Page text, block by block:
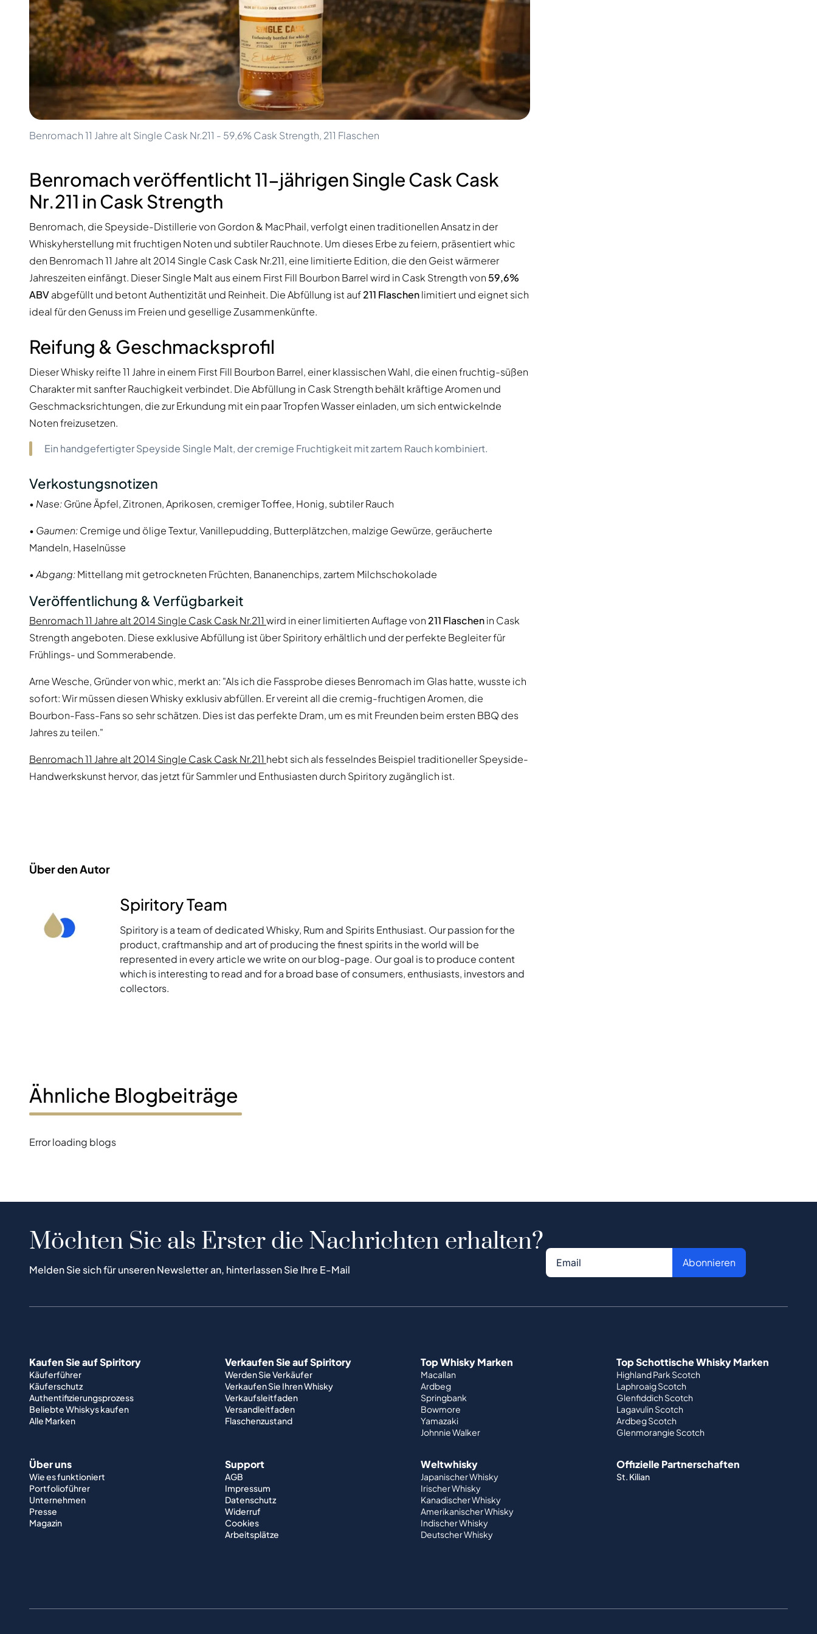
200-500€
Kommende Veröffentlichungen
Kollektionen
Kundenfavoriten
Rar & Sammlerstück
Limitierte Auflagen
Geschlossene Brennerei
Süßer Whisky
Diplomatico
Don Julio
Gin Mare
Mangabeiras
Hennessy
Martell
Monkey 47
Remy Martin
Ron Zacapa
Benromach 11 Jahre alt Single Cask Nr.211 - 59,6% Cask Strength, 211 Flaschen
Benromach veröffentlicht 11-jährigen Single Cask Cask
Nr.211 in Cask Strength
Benromach, die Speyside-Distillerie von Gordon & MacPhail, verfolgt einen traditionellen Ansatz in der
Whiskyherstellung mit fruchtigen Noten und subtiler Rauchnote. Um dieses Erbe zu feiern, präsentiert whic
den Benromach 11 Jahre alt 2014 Single Cask Cask Nr.211, eine limitierte Edition, die den Geist wärmerer
Jahreszeiten einfängt. Dieser Single Malt aus einem First Fill Bourbon Barrel wird in Cask Strength von 59,6%
ABVabgefüllt und betont Authentizität und Reinheit. Die Abfüllung ist auf211 Flaschenlimitiert und eignet sich
ideal für den Genuss im Freien und gesellige Zusammenkünfte.
Reifung & Geschmacksprofil
Dieser Whisky reifte 11 Jahre in einem First Fill Bourbon Barrel, einer klassischen Wahl, die einen fruchtig-süßen
Charakter mit sanfter Rauchigkeit verbindet. Die Abfüllung in Cask Strength behält kräftige Aromen und
Geschmacksrichtungen, die zur Erkundung mit ein paar Tropfen Wasser einladen, um sich entwickelnde
Noten freizusetzen.
Ein handgefertigter Speyside Single Malt, der cremige Fruchtigkeit mit zartem Rauch kombiniert.
Verkostungsnotizen
• Nase:Grüne Äpfel, Zitronen, Aprikosen, cremiger Toffee, Honig, subtiler Rauch
• Gaumen:Cremige und ölige Textur, Vanillepudding, Butterplätzchen, malzige Gewürze, geräucherte
Mandeln, Haselnüsse
•Abgang:Mittellang mit getrockneten Früchten, Bananenchips, zartem Milchschokolade
Veröffentlichung & Verfügbarkeit
Benromach 11 Jahre alt 2014 Single Cask Cask Nr.211 wird in einer limitierten Auflage von211 Flaschenin Cask
Strength angeboten. Diese exklusive Abfüllung ist über Spiritory erhältlich und der perfekte Begleiter für
Frühlings- und Sommerabende.
Arne Wesche, Gründer von whic, merkt an: "Als ich die Fassprobe dieses Benromach im Glas hatte, wusste ich
sofort: Wir müssen diesen Whisky exklusiv abfüllen. Er vereint all die cremig-fruchtigen Aromen, die
Bourbon-Fass-Fans so sehr schätzen. Dies ist das perfekte Dram, um es mit Freunden beim ersten BBQ des
Jahres zu teilen."
Benromach 11 Jahre alt 2014 Single Cask Cask Nr.211 hebt sich als fesselndes Beispiel traditioneller Speyside-
Handwerkskunst hervor, das jetzt für Sammler und Enthusiasten durch Spiritory zugänglich ist.
Über den Autor
Spiritory Team
Spiritory is a team of dedicated Whisky, Rum and Spirits Enthusiast. Our passion for the
product, craftmanship and art of producing the finest spirits in the world will be
represented in every article we write on our blog-page. Our goal is to produce content
which is interesting to read and for a broad base of consumers, enthusiasts, investors and
collectors.
Ähnliche Blogbeiträge
Error loading blogs
Möchten Sie als Erster die Nachrichten erhalten?
Melden Sie sich für unseren Newsletter an, hinterlassen Sie Ihre E-Mail
Abonnieren
Kaufen Sie auf Spiritory
Käuferführer
Käuferschutz
Authentifizierungsprozess
Beliebte Whiskys kaufen
Alle Marken
Verkaufen Sie auf Spiritory
Werden Sie Verkäufer
Verkaufen Sie Ihren Whisky
Verkaufsleitfaden
Versandleitfaden
Flaschenzustand
Top Whisky Marken
Macallan
Ardbeg
Springbank
Bowmore
Yamazaki
Johnnie Walker
Top Schottische Whisky Marken
Highland Park Scotch
Laphroaig Scotch
Glenfiddich Scotch
Lagavulin Scotch
Ardbeg Scotch
Glenmorangie Scotch
Über uns
Wie es funktioniert
Portfolioführer
Unternehmen
Presse
Magazin
Support
AGB
Impressum
Datenschutz
Widerruf
Cookies
Arbeitsplätze
Weltwhisky
Japanischer Whisky
Irischer Whisky
Kanadischer Whisky
Amerikanischer Whisky
Indischer Whisky
Deutscher Whisky
Offizielle Partnerschaften
St. Kilian